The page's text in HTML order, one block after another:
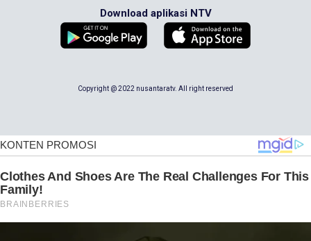
Download aplikasi NTV
Copyright @ 2022 nusantaratv. All right reserved